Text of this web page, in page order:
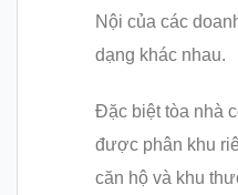
Nội của các
dạng khác nhau.
Đặc biệt tòa nhà
được phân khu
căn hộ và khu